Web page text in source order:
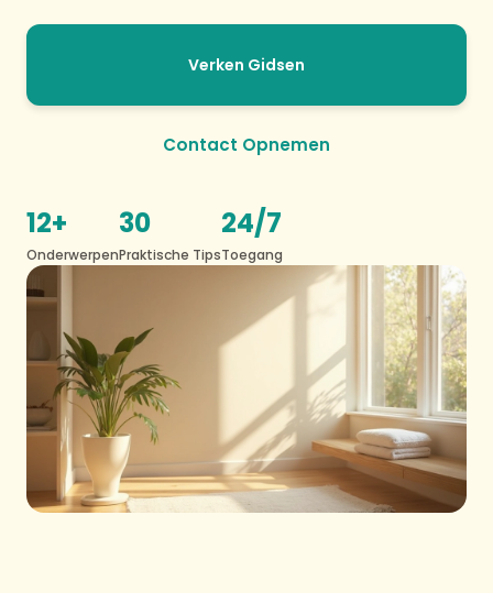
Verken Gidsen
Contact Opnemen
12+
Onderwerpen
30
Praktische Tips
24/7
Toegang